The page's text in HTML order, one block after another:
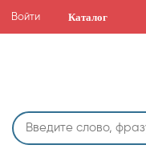
Войти Каталог